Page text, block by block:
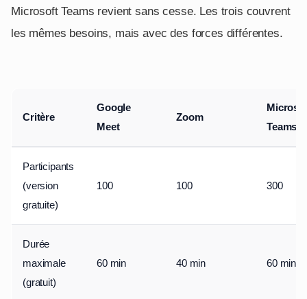
Microsoft Teams revient sans cesse. Les trois couvrent
les mêmes besoins, mais avec des forces différentes.
Critère
Google
Meet
Zoom
Teams
Participants
(version
gratuite)
100 100 300
Durée
maximale
(gratuit)
60 min 40 min 60 min